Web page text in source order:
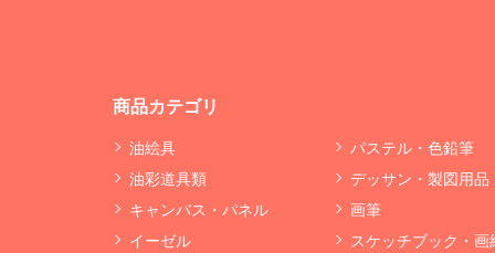
商品カテゴリ
油絵具
油彩道具類
キャンバス・パネル
イーゼル
パステル・色鉛筆
デッサン・製図用品
画筆
スケッチブック・画